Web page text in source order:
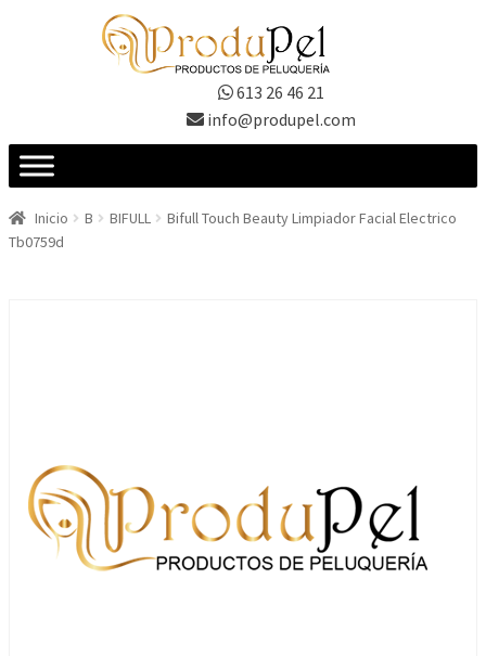
613 26 46 21
info@produpel.com
Inicio B BIFULL
Bifull Touch Beauty Limpiador Facial Electrico
Tb0759d